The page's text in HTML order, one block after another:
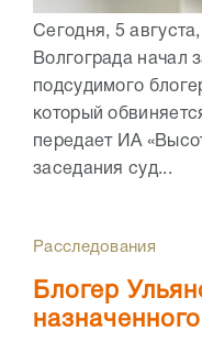
Сегодня, 5
Волгограда начал
подсудимого
который
передает ИА
заседания суд...
Расследования
Блогер